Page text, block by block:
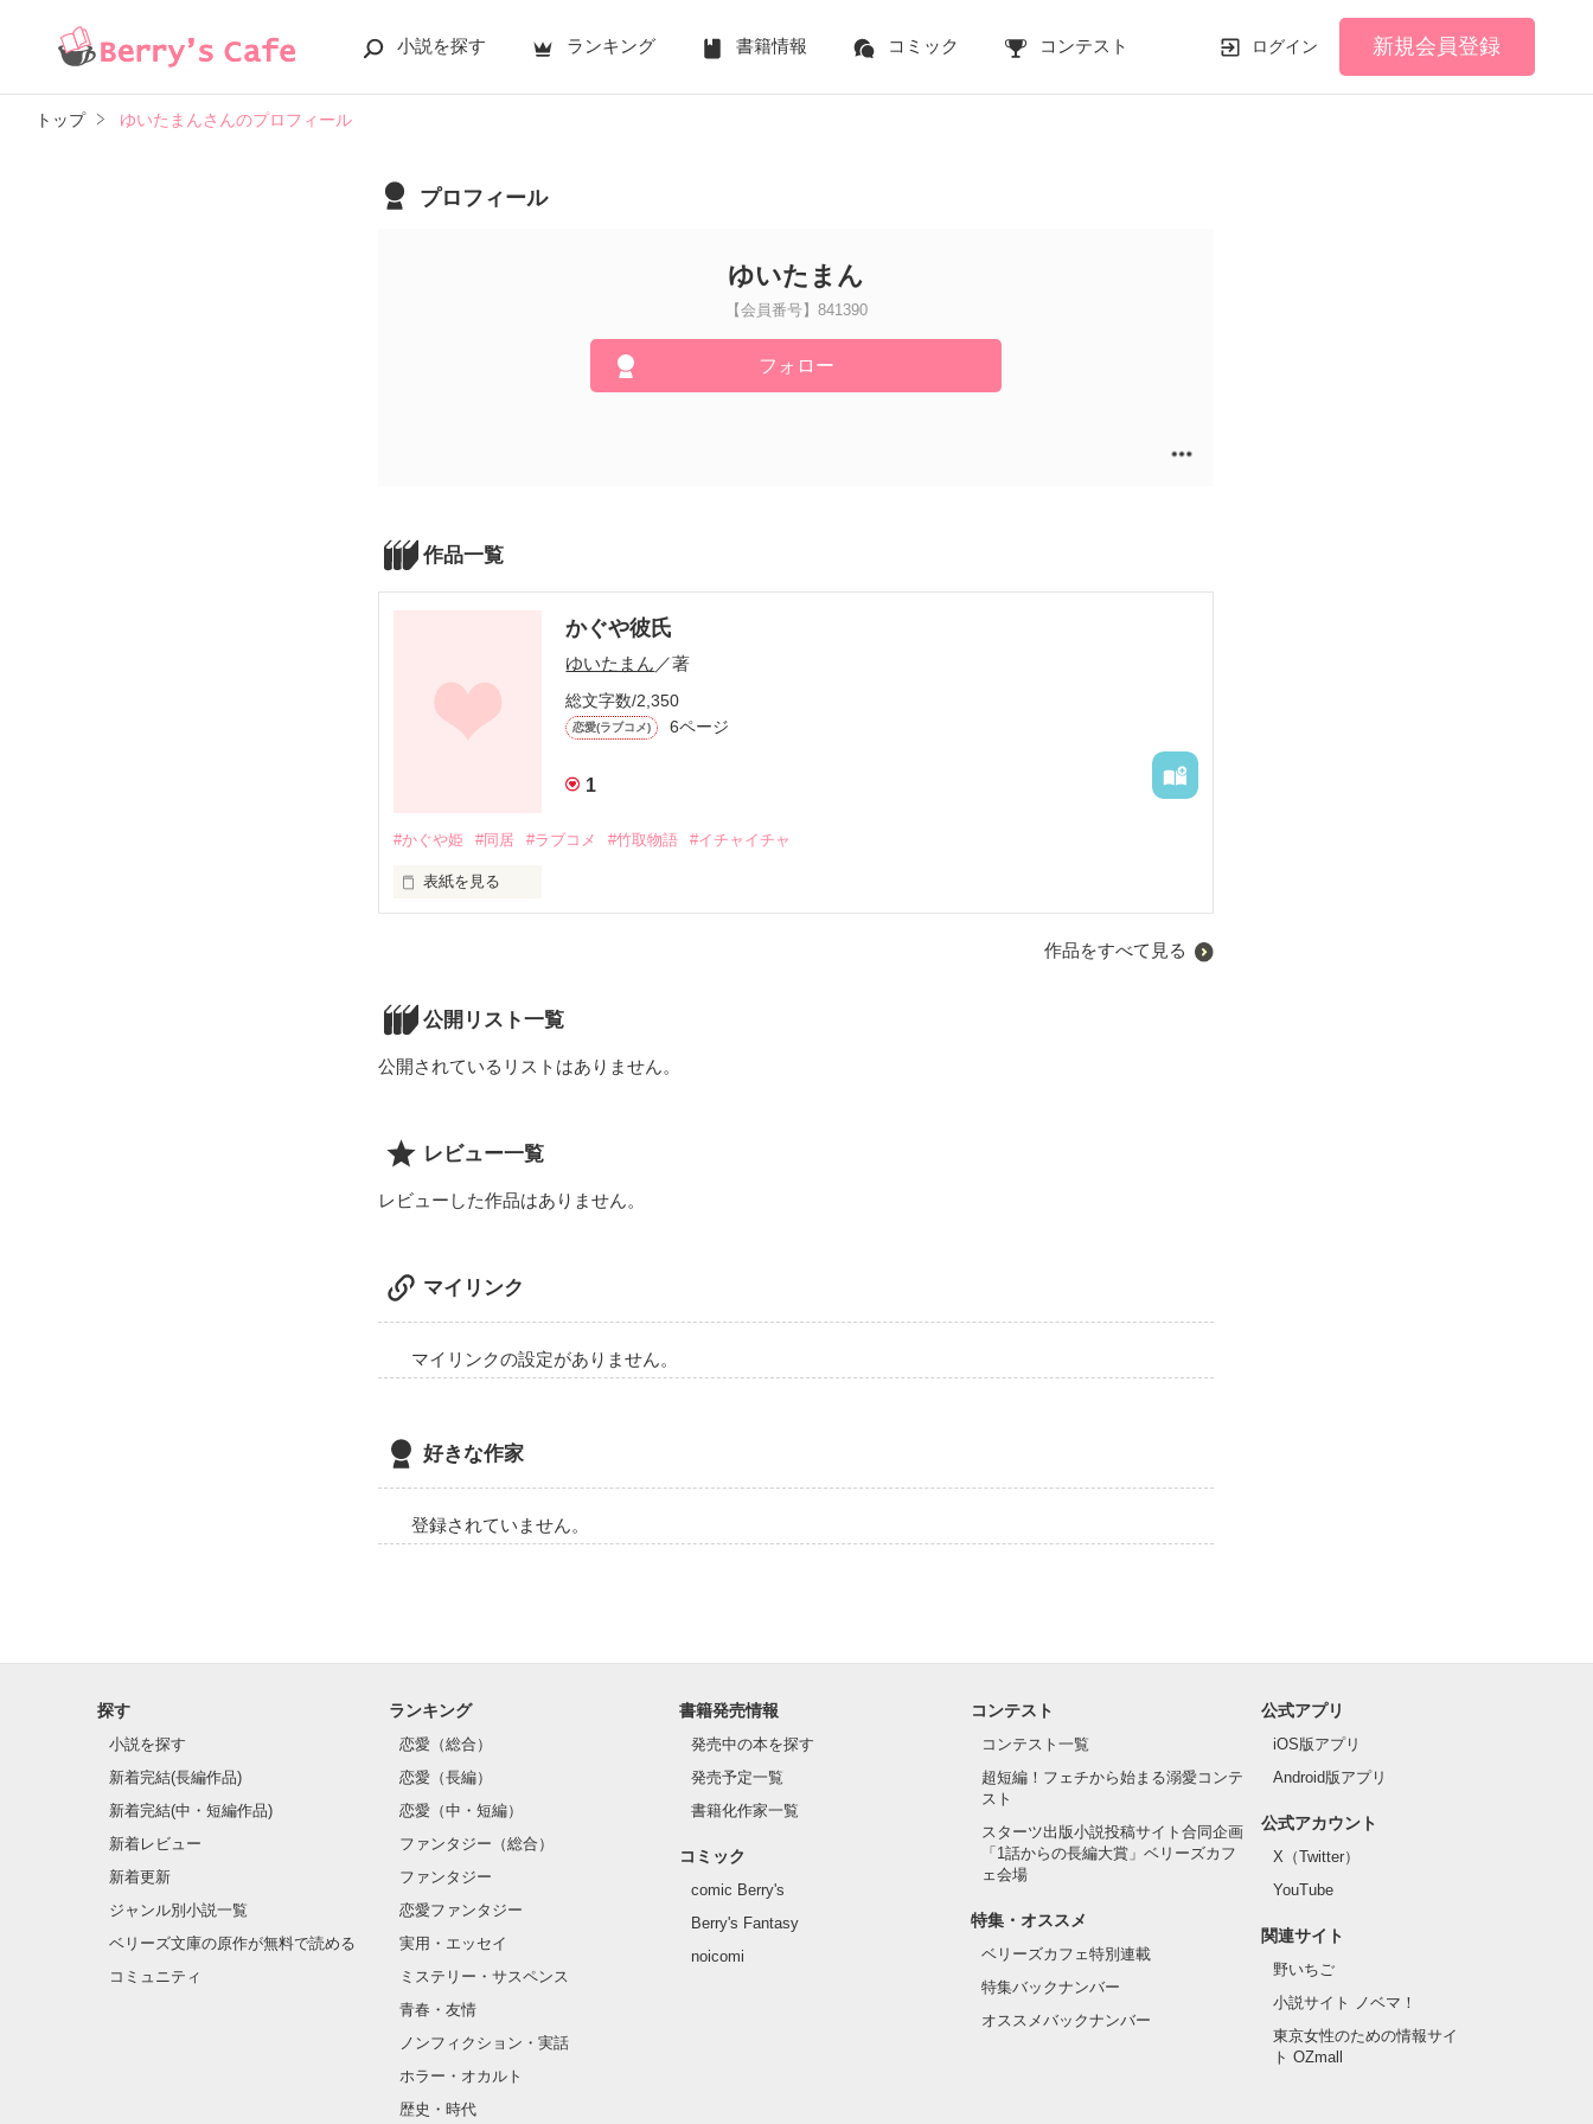
小説を探す ランキング 書籍情報 コミック コンテスト ログイン 新規会員登録
トップ ゆいたまんさんのプロフィール
プロフィール
ゆいたまん
【会員番号】841390
フォロー
作品一覧
かぐや彼氏
ゆいたまん／著
総文字数/2,350
恋愛(ラブコメ) 6ページ
1
#かぐや姫 #同居 #ラブコメ #竹取物語 #イチャイチャ
表紙を見る
作品をすべて見る
公開リスト一覧
公開されているリストはありません。
レビュー一覧
レビューした作品はありません。
マイリンク
マイリンクの設定がありません。
好きな作家
登録されていません。
探す
小説を探す
新着完結(長編作品)
新着完結(中・短編作品)
新着レビュー
新着更新
ジャンル別小説一覧
ベリーズ文庫の原作が無料で読める
コミュニティ
ランキング
恋愛（総合）
恋愛（長編）
恋愛（中・短編）
ファンタジー（総合）
ファンタジー
恋愛ファンタジー
実用・エッセイ
ミステリー・サスペンス
青春・友情
ノンフィクション・実話
ホラー・オカルト
歴史・時代
書籍発売情報
発売中の本を探す
発売予定一覧
書籍化作家一覧
コミック
comic Berry's
Berry's Fantasy
noicomi
コンテスト
コンテスト一覧
超短編！フェチから始まる溺愛コンテ
スト
スターツ出版小説投稿サイト合同企画
「1話からの長編大賞」ベリーズカフ
ェ会場
特集・オススメ
ベリーズカフェ特別連載
特集バックナンバー
オススメバックナンバー
公式アプリ
iOS版アプリ
Android版アプリ
公式アカウント
X（Twitter）
YouTube
関連サイト
野いちご
小説サイト ノベマ！
東京女性のための情報サイ
ト OZmall